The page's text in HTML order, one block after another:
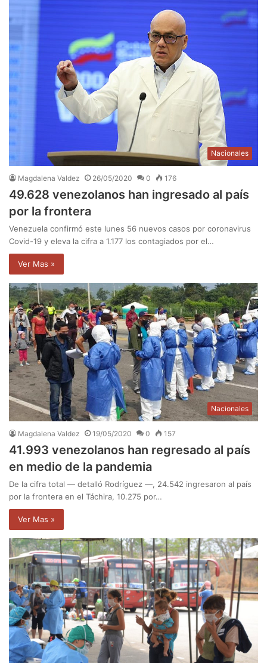
Nacionales
Magdalena Valdez 26/05/2020 0 176
49.628 venezolanos han ingresado al país
por la frontera
Venezuela confirmó este lunes 56 nuevos casos por coronavirus
Covid-19 y eleva la cifra a 1.177 los contagiados por el…
Ver Mas »
Nacionales
Magdalena Valdez 19/05/2020 0 157
41.993 venezolanos han regresado al país
en medio de la pandemia
De la cifra total — detalló Rodríguez —, 24.542 ingresaron al país
por la frontera en el Táchira, 10.275 por…
Ver Mas »